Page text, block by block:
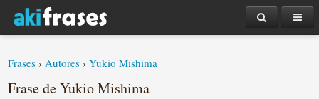
Frases ›Autores ›Yukio Mishima
Frase de Yukio Mishima